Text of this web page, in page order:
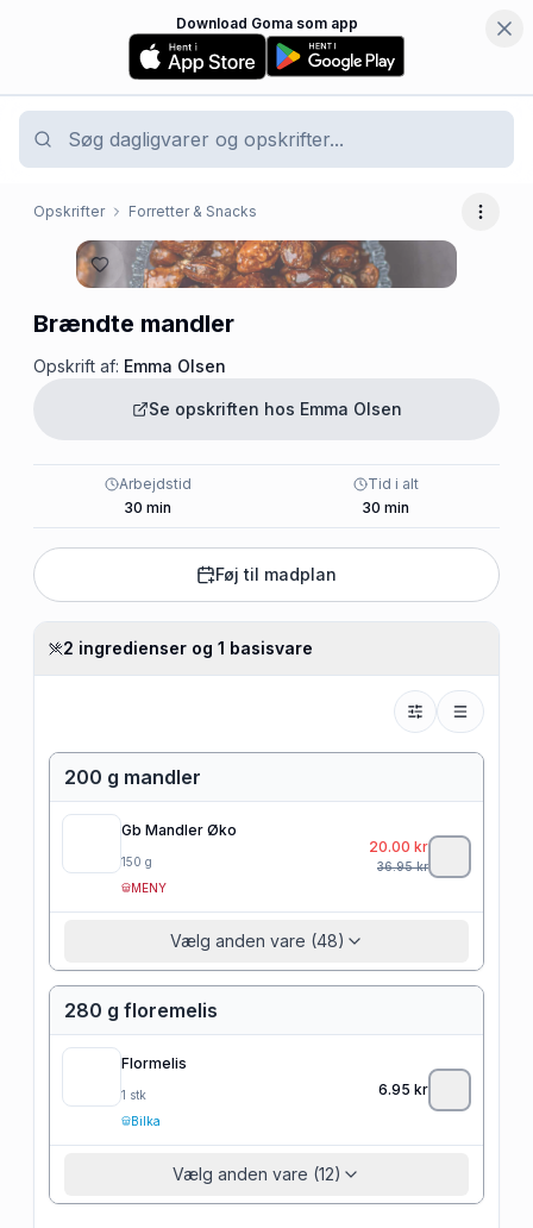
Download Goma som app
Opskrifter Forretter & Snacks Flere
Brændte mandler
Opskrift af: Emma Olsen
Se opskriften hos Emma Olsen
Arbejdstid
30 min
Tid i alt
30 min
Føj til madplan
2 ingredienser og 1 basisvare
200 g mandler
Gb Mandler Øko
150 g
MENY
20.00 kr
36.95kr
Vælg anden vare (48)
280 g floremelis
Flormelis
1 stk
Bilka
6.95 kr
Vælg anden vare (12)